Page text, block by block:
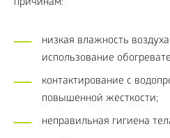
причинам:
низкая влажность
использование
контактирование с
повышенной жесткости;
неправильная гигиена